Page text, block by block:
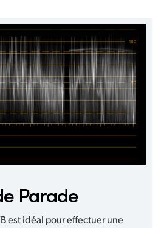
Parade
est idéal pour effectuer une